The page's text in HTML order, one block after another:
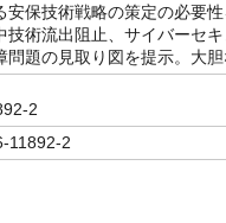
安保技術戦略の策定の必要
技術流出阻止、サイバーセ
問題の見取り図を提示。大
2
11892-2